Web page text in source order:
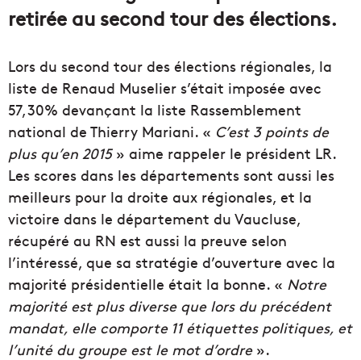
retirée au second tour des élections.
Lors du second tour des élections régionales, la
liste de Renaud Muselier s’était imposée avec
57,30% devançant la liste Rassemblement
national de Thierry Mariani. « C’est 3 points de
plus qu’en 2015» aime rappeler le président LR.
Les scores dans les départements sont aussi les
meilleurs pour la droite aux régionales, et la
victoire dans le département du Vaucluse,
récupéré au RN est aussi la preuve selon
l’intéressé, que sa stratégie d’ouverture avec la
majorité présidentielle était la bonne. « Notre
majorité est plus diverse que lors du précédent
mandat, elle comporte 11 étiquettes politiques, et
l’unité du groupe est le mot d’ordre».